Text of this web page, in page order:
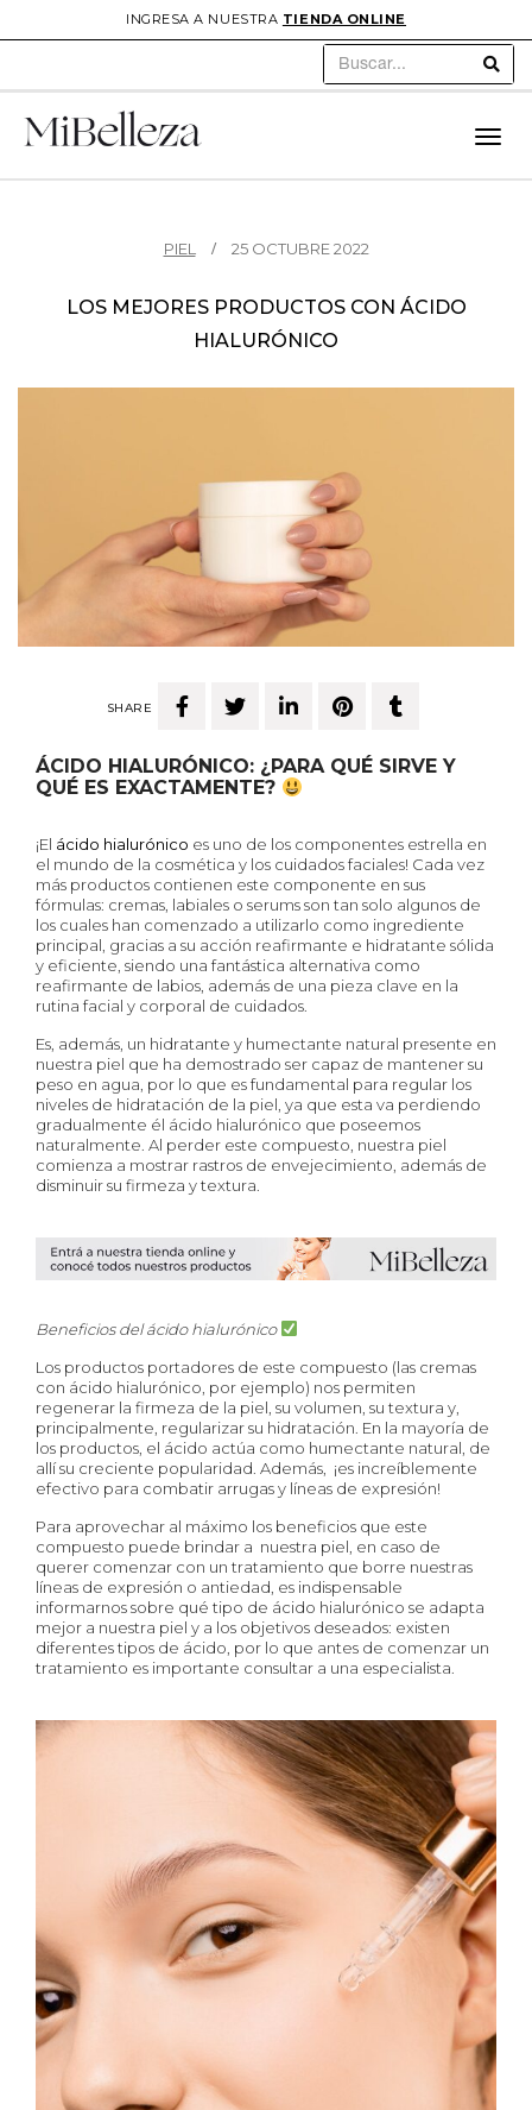
INGRESA A NUESTRA TIENDA ONLINE
PIEL 25 OCTUBRE 2022
LOS MEJORES PRODUCTOS CON ÁCIDO
HIALURÓNICO
SHARE
ÁCIDO HIALURÓNICO: ¿PARA QUÉ SIRVE Y
QUÉ ES EXACTAMENTE?
¡El ácido hialurónico es uno de los componentes estrella en
el mundo de la cosmética y los cuidados faciales! Cada vez
más productos contienen este componente en sus
fórmulas: cremas, labiales o serums son tan solo algunos de
los cuales han comenzado a utilizarlo como ingrediente
principal, gracias a su acción reafirmante e hidratante sólida
y eficiente, siendo una fantástica alternativa como
reafirmante de labios, además de una pieza clave en la
rutina facial y corporal de cuidados.
Es, además, un hidratante y humectante natural presente en
nuestra piel que ha demostrado ser capaz de mantener su
peso en agua, por lo que es fundamental para regular los
niveles de hidratación de la piel, ya que esta va perdiendo
gradualmente él ácido hialurónico que poseemos
naturalmente. Al perder este compuesto, nuestra piel
comienza a mostrar rastros de envejecimiento, además de
disminuir su firmeza y textura.
Beneficios del ácido hialurónico
Los productos portadores de este compuesto (las cremas
con ácido hialurónico, por ejemplo) nos permiten
regenerar la firmeza de la piel, su volumen, su textura y,
principalmente, regularizar su hidratación. En la mayoría de
los productos, el ácido actúa como humectante natural, de
allí su creciente popularidad. Además, ¡es increíblemente
efectivo para combatir arrugas y líneas de expresión!
Para aprovechar al máximo los beneficios que este
compuesto puede brindar a nuestra piel, en caso de
querer comenzar con un tratamiento que borre nuestras
líneas de expresión o antiedad, es indispensable
informarnos sobre qué tipo de ácido hialurónico se adapta
mejor a nuestra piel y a los objetivos deseados: existen
diferentes tipos de ácido, por lo que antes de comenzar un
tratamiento es importante consultar a una especialista.